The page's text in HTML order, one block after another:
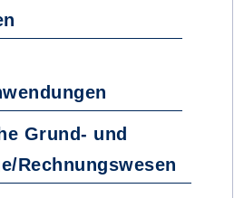
Grund- und
Rechnungswesen